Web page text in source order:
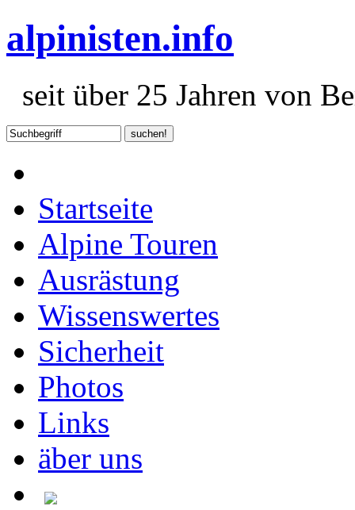
alpinisten.info
seit über 25 Jahren von
Startseite
Alpine Touren
Ausrästung
Wissenswertes
Sicherheit
Photos
Links
äber uns